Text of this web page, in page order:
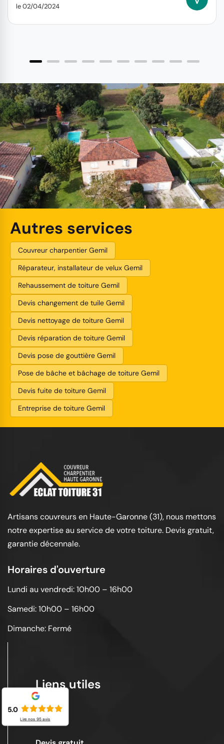
le 02/04/2024
Autres services
Couvreur charpentier Gemil
Réparateur, installateur de velux Gemil
Rehaussement de toiture Gemil
Devis changement de tuile Gemil
Devis nettoyage de toiture Gemil
Devis réparation de toiture Gemil
Devis pose de gouttière Gemil
Pose de bâche et bâchage de toiture Gemil
Devis fuite de toiture Gemil
Entreprise de toiture Gemil
Artisans couvreurs en Haute-Garonne (31), nous mettons
notre expertise au service de votre toiture. Devis gratuit,
garantie décennale.
Horaires d'ouverture
Lundi au vendredi: 10h00 – 16h00
Samedi: 10h00 – 16h00
Dimanche: Fermé
Liens utiles
Acceuil
5.0
Lire nos 95avis